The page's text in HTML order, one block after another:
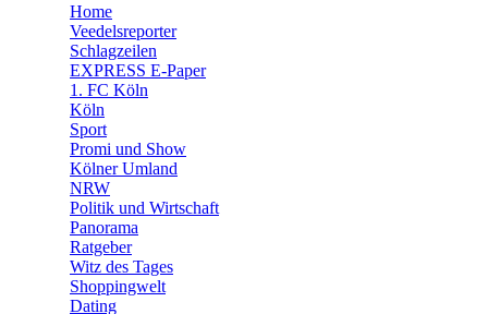
🛒 Shoppingwelt
Home
Veedelsreporter
Schlagzeilen
EXPRESS E-Paper
1. FC Köln
Köln
Sport
Promi und Show
Kölner Umland
NRW
Politik und Wirtschaft
Panorama
Ratgeber
Witz des Tages
Shoppingwelt
Dating